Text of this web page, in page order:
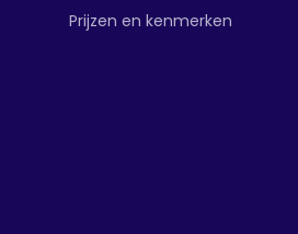
Prijzen en kenmerken